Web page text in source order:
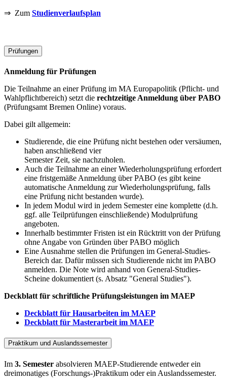
⇒ Zum Studienverlaufsplan
Prüfungen
Anmeldung für Prüfungen
Die Teilnahme an einer Prüfung im MA Europapolitik (Pflicht- und
Wahlpflichtbereich) setzt die rechtzeitige Anmeldung über PABO
(Prüfungsamt Bremen Online) voraus.
Dabei gilt allgemein:
Studierende, die eine Prüfung nicht bestehen oder versäumen,
haben anschließend vier
Semester Zeit, sie nachzuholen.
Auch die Teilnahme an einer Wiederholungsprüfung erfordert
eine fristgemäße Anmeldung über PABO (es gibt keine
automatische Anmeldung zur Wiederholungsprüfung, falls
eine Prüfung nicht bestanden wurde).
In jedem Modul wird in jedem Semester eine komplette (d.h.
ggf. alle Teilprüfungen einschließende) Modulprüfung
angeboten.
Innerhalb bestimmter Fristen ist ein Rücktritt von der Prüfung
ohne Angabe von Gründen über PABO möglich
Eine Ausnahme stellen die Prüfungen im General-Studies-
Bereich dar. Dafür müssen sich Studierende nicht im PABO
anmelden. Die Note wird anhand von General-Studies-
Scheine dokumentiert (s. Absatz "General Studies").
Deckblatt für schriftliche Prüfungsleistungen im MAEP
Deckblatt für Hausarbeiten im MAEP
Deckblatt für Masterarbeit im MAEP
Praktikum und Auslandssemester
Im 3. Semester absolvieren MAEP-Studierende entweder ein
dreimonatiges (Forschungs-)Praktikum oder ein Auslandssemester.